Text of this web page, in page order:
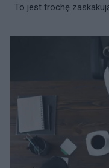
To jest trochę